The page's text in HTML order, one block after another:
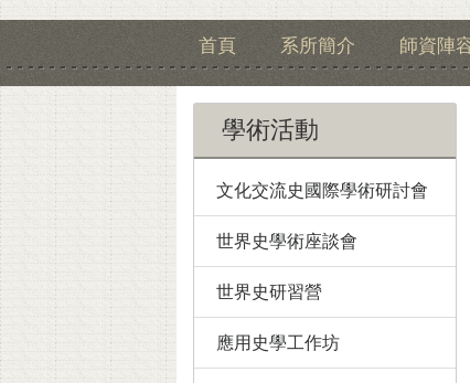
首頁 系所簡介 師資陣
學術活動
文化交流史國際學術研討會
世界史學術座談會
世界史研習營
應用史學工作坊